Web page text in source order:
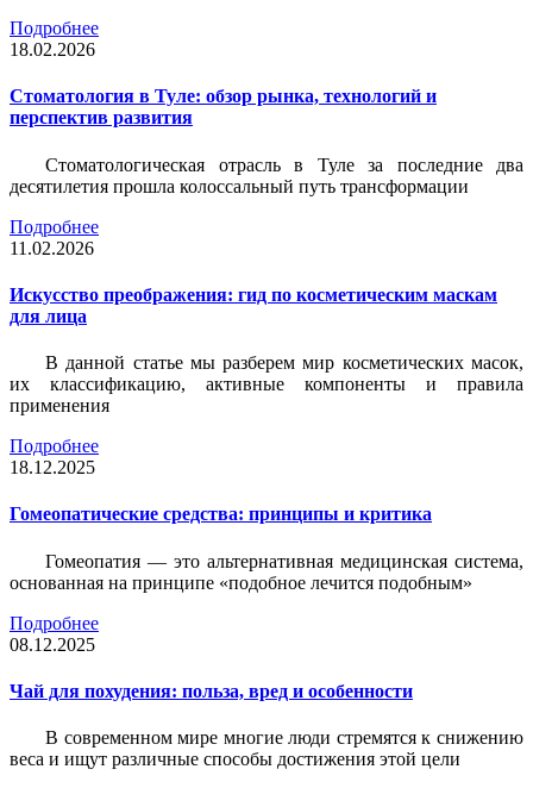
Подробнее
18.02.2026
Стоматология в Туле: обзор рынка, технологий и
перспектив развития
Стоматологическая отрасль в Туле за последние два
десятилетия прошла колоссальный путь трансформации
Подробнее
11.02.2026
Искусство преображения: гид по косметическим маскам
для лица
В данной статье мы разберем мир косметических масок,
их классификацию, активные компоненты и правила
применения
Подробнее
18.12.2025
Гомеопатические средства: принципы и критика
Гомеопатия — это альтернативная медицинская система,
основанная на принципе «подобное лечится подобным»
Подробнее
08.12.2025
Чай для похудения: польза, вред и особенности
В современном мире многие люди стремятся к снижению
веса и ищут различные способы достижения этой цели